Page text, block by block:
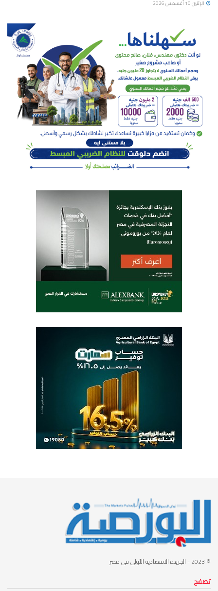
الإثنين 10 أغسطس 2026
© 2023 - الجريدة الاقتصادية الأولى في مصر
تصفح